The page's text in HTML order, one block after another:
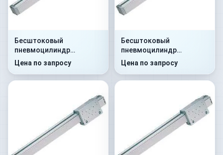
Бесштоковый
пневмоцилиндр
52G2P32A0100
Цена по запросу
Бесштоковый
пневмоцилиндр
52G2C32A0250
Цена по запросу